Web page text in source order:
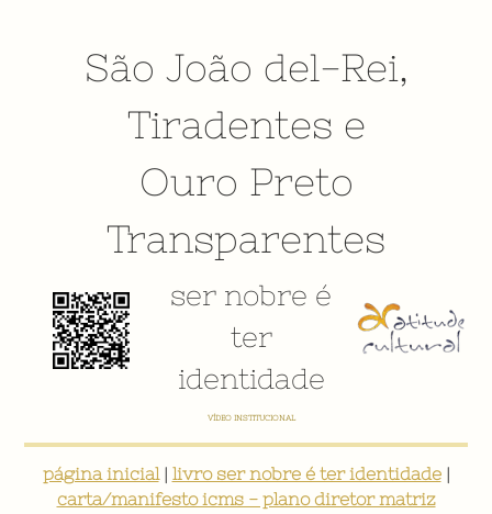
São João del-Rei,
Tiradentes e
Ouro Preto
Transparentes
ser nobre é
ter
identidade
VÍDEO INSTITUCIONAL
página inicial| livro ser nobre é ter identidade|
carta/manifesto icms - plano diretor matriz